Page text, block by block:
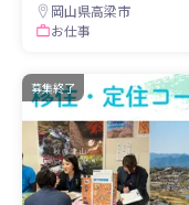
岡山県高梁市
お仕事
募集終了